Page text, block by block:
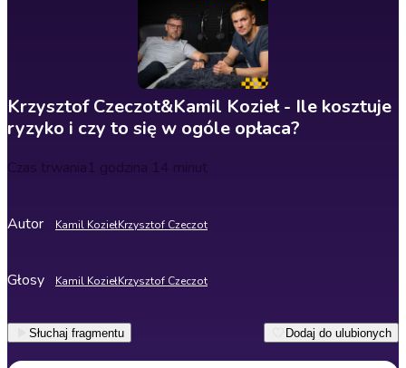
Krzysztof Czeczot&Kamil Kozieł - Ile kosztuje
ryzyko i czy to się w ogóle opłaca?
Czas trwania1 godzina 14 minut
Autor Kamil KoziełKrzysztof Czeczot
Głosy Kamil KoziełKrzysztof Czeczot
Słuchaj fragmentu Dodaj do ulubionych